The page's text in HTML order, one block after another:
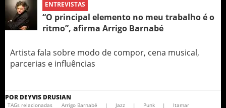
ENTREVISTAS
“O principal elemento no meu trabalho é o
ritmo”, afirma Arrigo Barnabé
Artista fala sobre modo de compor, cena musical,
parcerias e influências
POR DEYVIS DRUSIAN
TAGs relacionadas Arrigo Barnabé | Jazz | Punk |
Itamar